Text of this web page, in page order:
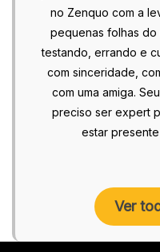
no Zenquo com a
pequenas folhas do
testando, errando e
com sinceridade,
com uma amiga.
preciso ser expert
estar
Ver